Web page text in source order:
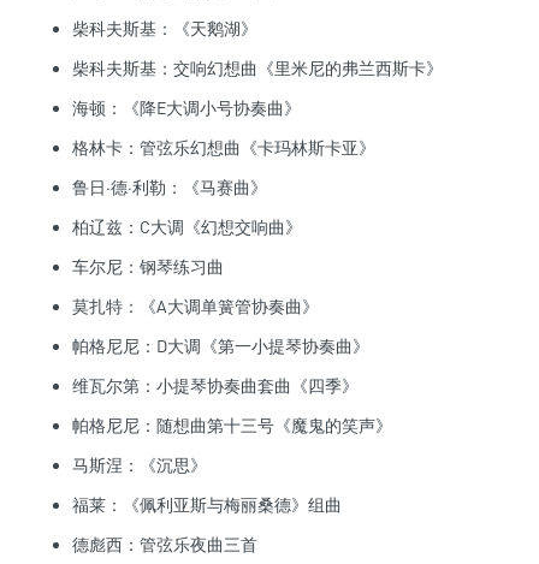
柴科夫斯基：《天鹅湖》
柴科夫斯基：交响幻想曲《里米尼的弗兰西斯卡》
海顿：《降E大调小号协奏曲》
格林卡：管弦乐幻想曲《卡玛林斯卡亚》
鲁日·德·利勒：《马赛曲》
柏辽兹：C大调《幻想交响曲》
车尔尼：钢琴练习曲
莫扎特：《A大调单簧管协奏曲》
帕格尼尼：D大调《第一小提琴协奏曲》
维瓦尔第：小提琴协奏曲套曲《四季》
帕格尼尼：随想曲第十三号《魔鬼的笑声》
马斯涅：《沉思》
福莱：《佩利亚斯与梅丽桑德》组曲
德彪西：管弦乐夜曲三首